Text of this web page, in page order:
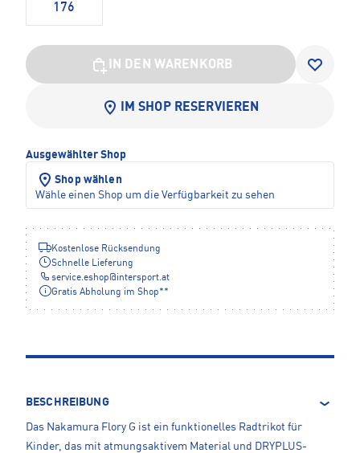
176
IN DEN WARENKORB
IM SHOP RESERVIEREN
Ausgewählter Shop
Shop wählen
Wähle einen Shop um die Verfügbarkeit zu sehen
Kostenlose Rücksendung
Schnelle Lieferung
service.eshop@intersport.at
Gratis Abholung im Shop**
BESCHREIBUNG
Das Nakamura Flory G ist ein funktionelles Radtrikot für
Kinder, das mit atmungsaktivem Material und DRYPLUS-